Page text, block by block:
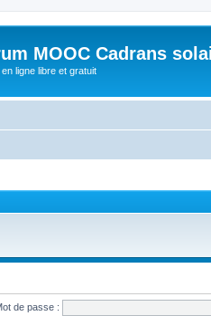
MOOC Cadrans
ligne libre et gratuit
de passe :